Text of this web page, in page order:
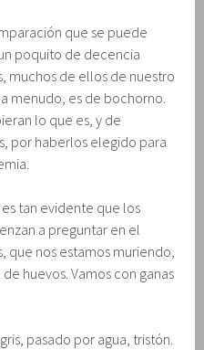
que se puede
poquito de decencia
muchos de ellos de nuestro
menudo, es de bochorno.
lo que es, y de
por haberlos elegido para
tan evidente que los
a preguntar en el
que nos estamos muriendo,
huevos. Vamos con ganas
pasado por agua, tristón.